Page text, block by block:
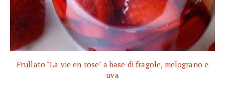
Frullato "La vie en rose" a base di fragole, melograno e
uva